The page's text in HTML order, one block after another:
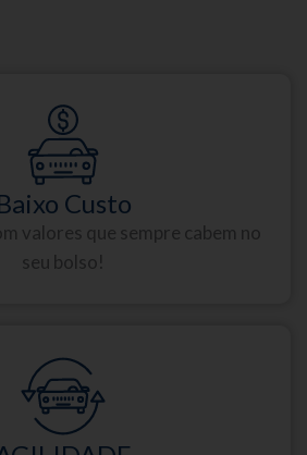
Custo
valores que sempre cabem no
seu bolso!